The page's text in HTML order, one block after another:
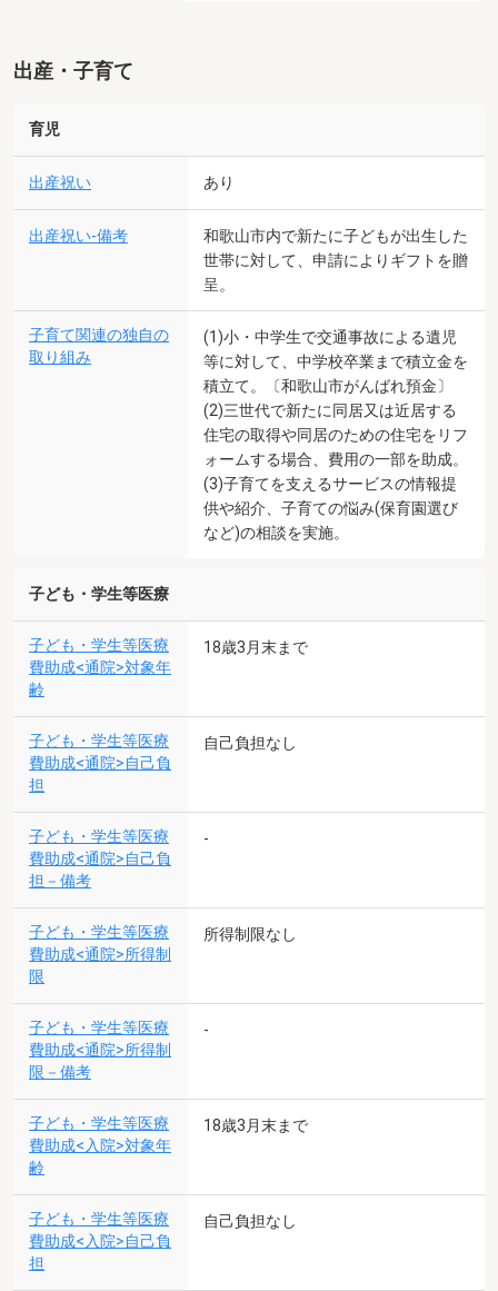
出産・子育て
育児
出産祝い あり
出産祝い-備考
和歌山市内で新たに子どもが出生した
世帯に対して、申請によりギフトを贈
呈。
子育て関連の独自の
取り組み
(1)小・中学生で交通事故による遺児
等に対して、中学校卒業まで積立金を
積立て。〔和歌山市がんばれ預金〕
(2)三世代で新たに同居又は近居する
住宅の取得や同居のための住宅をリフ
ォームする場合、費用の一部を助成。
(3)子育てを支えるサービスの情報提
供や紹介、子育ての悩み(保育園選び
など)の相談を実施。
子ども・学生等医療
子ども・学生等医療
費助成<通院>対象年
齢
18歳3月末まで
子ども・学生等医療
費助成<通院>自己負
担
自己負担なし
子ども・学生等医療
費助成<通院>自己負
担－備考
-
子ども・学生等医療
費助成<通院>所得制
限
所得制限なし
子ども・学生等医療
費助成<通院>所得制
限－備考
-
子ども・学生等医療
費助成<入院>対象年
齢
18歳3月末まで
子ども・学生等医療
費助成<入院>自己負
担
自己負担なし